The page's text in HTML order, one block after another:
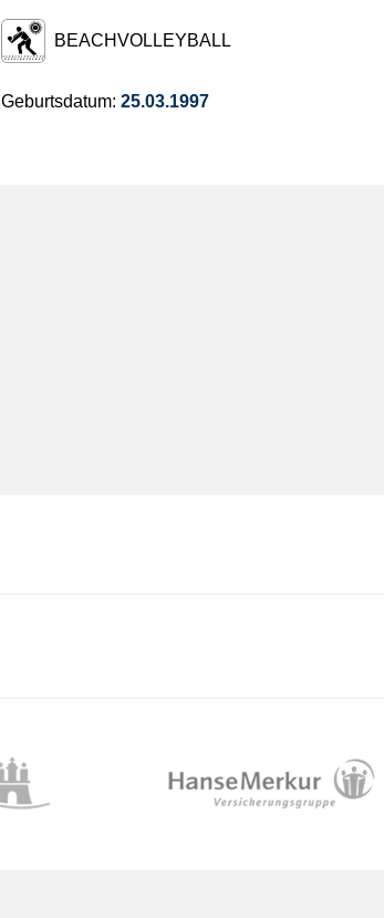
BEACHVOLLEYBALL
Geburtsdatum: 25.03.1997